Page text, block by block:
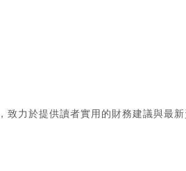
力於提供讀者實用的財務建議與最